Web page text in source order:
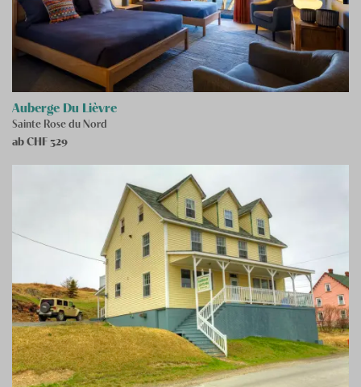
Auberge Du Lièvre
Sainte Rose du Nord
ab CHF329